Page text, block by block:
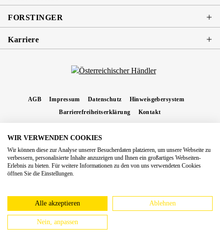
FORSTINGER
Karriere
AGB Impressum Datenschutz
Hinweisgebersystem
Barrierefreiheitserklärung
Kontakt
Nachnahmegebühren, wenn nicht anders angegeben.
Copyright 2026 Forstinger Österreich GmbH
Königstetter Straße 128 - 134/OG3, 3430 Tulln
europäschen Online-Streitbeilegungs-Plattform hinzuweisen: webgate.ec.europa.eu/odr
WIR VERWENDEN COOKIES
Wir können diese zur Analyse unserer Besucherdaten platzieren, um unsere Webseite zu
verbessern, personalisierte Inhalte anzuzeigen und Ihnen ein großartiges Webseiten-
Erlebnis zu bieten. Für weitere Informationen zu den von uns verwendeten Cookies
öffnen Sie die Einstellungen.
Alle akzeptieren Ablehnen
Nein, anpassen